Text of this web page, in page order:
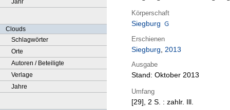
Jahr
Clouds
Schlagwörter
Orte
Autoren / Beteiligte
Verlage
Jahre
Körperschaft
Siegburg
Erschienen
Siegburg, 2013
Ausgabe
Stand: Oktober 2013
Umfang
[29], 2 S. : zahlr. Ill.